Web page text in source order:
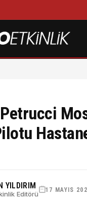
YILDIRIM
Editörü
17 MAYIS